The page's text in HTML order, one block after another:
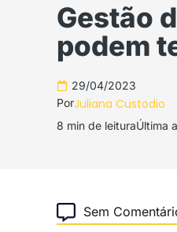
Gestão
podem
29/04/2023
PorJuliana Custodio
8 min de leituraÚltima
Sem